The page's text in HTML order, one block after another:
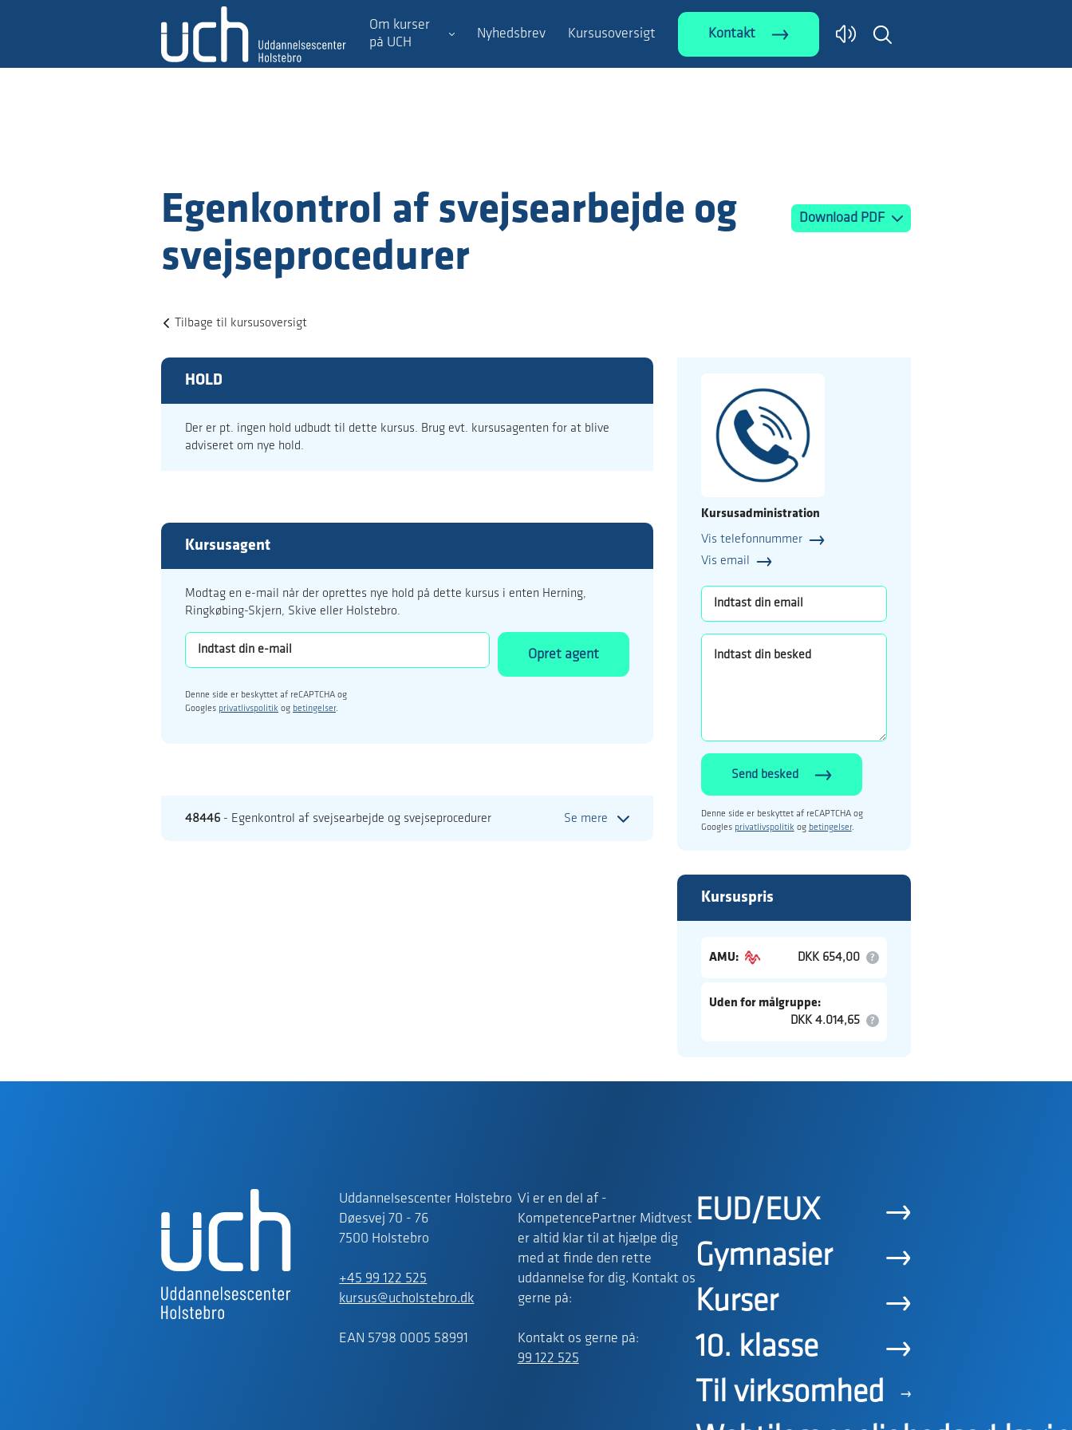
Om kurser
på UCH
Nyhedsbrev Kursusoversigt Kontakt
Egenkontrol af svejsearbejde og
svejseprocedurer
Download PDF
Tilbage til kursusoversigt
HOLD
Der er pt. ingen hold udbudt til dette kursus. Brug evt. kursusagenten for at blive
adviseret om nye hold.
Kursusagent
Modtag en e-mail når der oprettes nye hold på dette kursus i enten Herning,
Ringkøbing-Skjern, Skive eller Holstebro.
Opret agent
Denne side er beskyttet af reCAPTCHA og
Googles privatlivspolitik og betingelser.
48446 - Egenkontrol af svejsearbejde og svejseprocedurer Se mere
Kursusadministration
Vis telefonnummer
Vis email
Send besked
Denne side er beskyttet af reCAPTCHA og
Googles privatlivspolitik og betingelser.
Kursuspris
AMU: DKK 654,00
Uden for målgruppe:
DKK 4.014,65
Uddannelsescenter Holstebro
Døesvej 70 - 76
7500 Holstebro
+45 99 122 525
kursus@ucholstebro.dk
EAN 5798 0005 58991
Vi er en del af -
KompetencePartner Midtvest
er altid klar til at hjælpe dig
med at finde den rette
uddannelse for dig. Kontakt os
gerne på:
Kontakt os gerne på:
99 122 525
EUD/EUX
Gymnasier
Kurser
10. klasse
Til virksomhed